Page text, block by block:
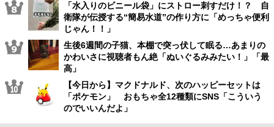
「水入りのビニール袋」にストロー刺すだけ！？ 自
衛隊が伝授する“簡易水道”の作り方に「めっちゃ便利
じゃん！！」
生後6週間の子猫、本棚で突っ伏して眠る…あまりの
かわいさに視聴者もん絶「ぬいぐるみみたい！」「最
高」
【今日から】マクドナルド、次のハッピーセットは
「ポケモン」 おもちゃ全12種類にSNS「こういう
のでいいんだよ」